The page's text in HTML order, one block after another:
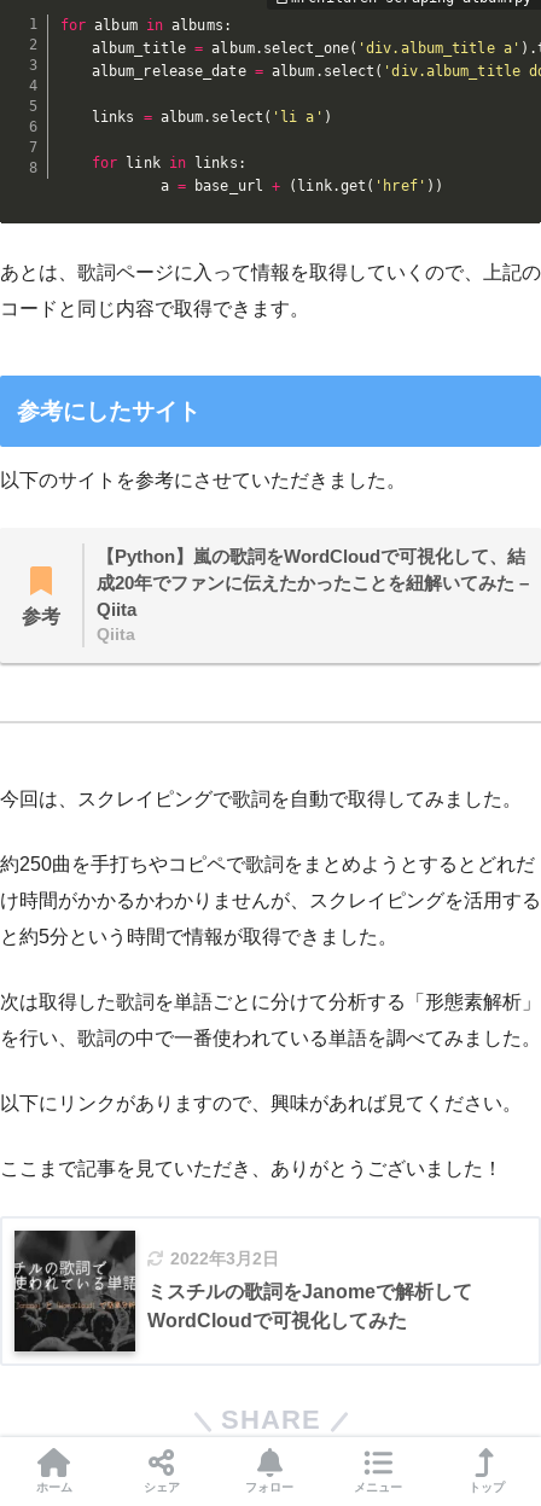
for album in albums :
    album_title
= album. select_one( 'div.album_title a' ) .
    album_release_date
= album . select ( 'div.album_title
    links
= album. select ( 'li a' )
for link in links :
            a
= base_url + ( link.get ( 'href' ) )
あとは、歌詞ページに入って情報を取得していくので、上記の
コードと同じ内容で取得できます。
参考にしたサイト
以下のサイトを参考にさせていただきました。
参考
【Python】嵐の歌詞をWordCloudで可視化して、結
成20年でファンに伝えたかったことを紐解いてみた –
Qiita
Qiita
今回は、スクレイピングで歌詞を自動で取得してみました。
約250曲を手打ちやコピペで歌詞をまとめようとするとどれだ
け時間がかかるかわかりませんが、スクレイピングを活用する
と約5分という時間で情報が取得できました。
次は取得した歌詞を単語ごとに分けて分析する「形態素解析」
を行い、歌詞の中で一番使われている単語を調べてみました。
以下にリンクがありますので、興味があれば見てください。
ここまで記事を見ていただき、ありがとうございました！
2022年3月2日
ミスチルの歌詞をJanomeで解析して
WordCloudで可視化してみた
SHARE
ホーム シェア フォロー メニュー トップ